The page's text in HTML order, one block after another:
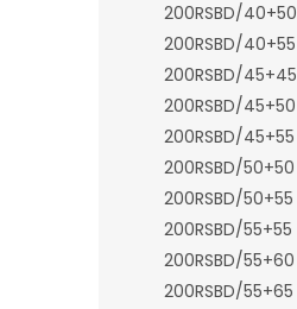
200RSBD/40+50
200RSBD/40+55
200RSBD/45+45
200RSBD/45+50
200RSBD/45+55
200RSBD/50+50
200RSBD/50+55
200RSBD/55+55
200RSBD/55+60
200RSBD/55+65